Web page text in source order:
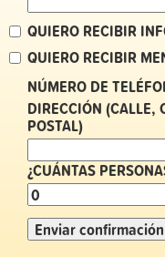
QUIERO RECIBIR
QUIERO RECIBIR
NÚMERO DE
DIRECCIÓN (CALLE,
POSTAL)
¿CUÁNTAS